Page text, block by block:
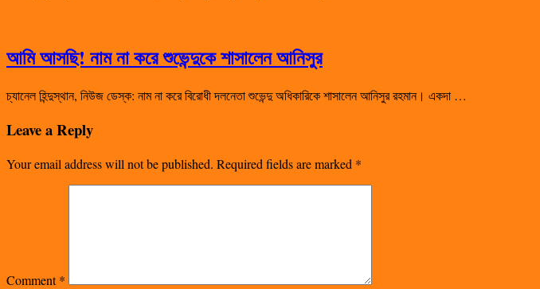
আমি আসছি! নাম না করে শুভেন্দুকে শাসালেন আনিসুর
চ্যানেল হিন্দুস্থান, নিউজ ডেস্ক: নাম না করে বিরোধী দলনেতা শুভেন্দু অধিকারিকে শাসালেন আনিসুর রহমান। একদা …
Leave a Reply
Your email address will not be published. Required fields are marked *
Comment*